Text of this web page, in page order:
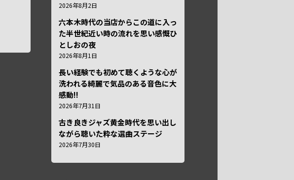
2026年8月2日
六本木時代の当店からこの道に入っ
た半世紀近い時の流れを思い感慨ひ
としおの夜
2026年8月1日
長い経験でも初めて聴くような心が
洗われる綺麗で気品のある音色に大
感動!!
2026年7月31日
古き良きジャズ黄金時代を思い出し
ながら聴いた粋な選曲ステージ
2026年7月30日